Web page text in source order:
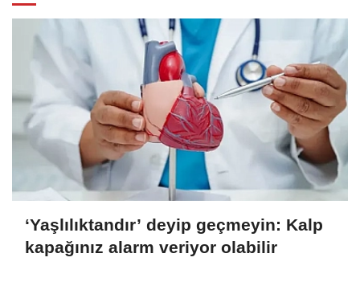
‘Yaşlılıktandır’ deyip geçmeyin: Kalp
kapağınız alarm veriyor olabilir